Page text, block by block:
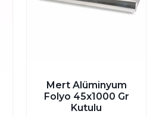
Mert Alüminyum
Folyo 45x1000 Gr
Kutulu